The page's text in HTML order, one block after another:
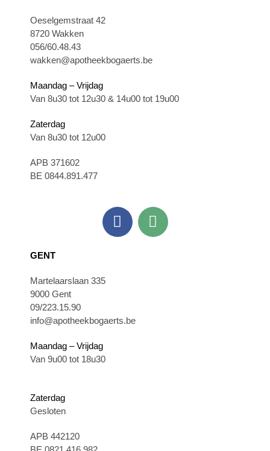
Oeselgemstraat 42
8720 Wakken
056/60.48.43
wakken@apotheekbogaerts.be
Maandag – Vrijdag
Van 8u30 tot 12u30 & 14u00 tot 19u00
Zaterdag
Van 8u30 tot 12u00
APB 371602
BE 0844.891.477
GENT
Martelaarslaan 335
9000 Gent
09/223.15.90
info@apotheekbogaerts.be
Maandag – Vrijdag
Van 9u00 tot 18u30
Zaterdag
Gesloten
APB 442120